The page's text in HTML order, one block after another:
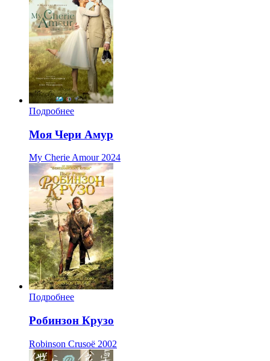
Подробнее
Моя Чери Амур
My Cherie Amour 2024
Подробнее
Робинзон Крузо
Robinson Crusoë 2002